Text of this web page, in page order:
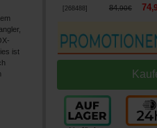
ist
268488 ] 84,90€ 74,